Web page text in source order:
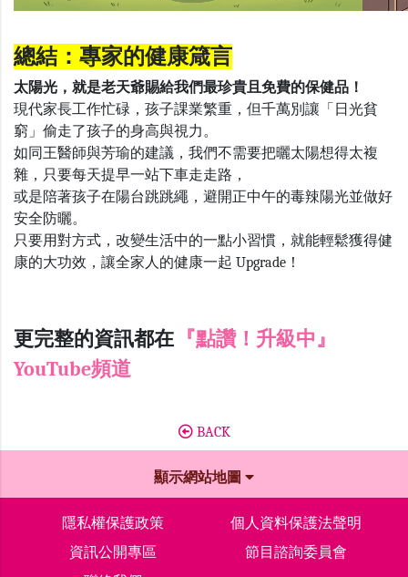
總結：專家的健康箴言
太陽光，就是老天爺賜給我們最珍貴且免費的保健品！
現代家長工作忙碌，孩子課業繁重，但千萬別讓「日光貧
窮」偷走了孩子的身高與視力。
如同王醫師與芳瑜的建議，我們不需要把曬太陽想得太複
雜，只要每天提早一站下車走走路，
或是陪著孩子在陽台跳跳繩，避開正中午的毒辣陽光並做好
安全防曬。
只要用對方式，改變生活中的一點小習慣，就能輕鬆獲得健
康的大功效，讓全家人的健康一起 Upgrade ！
更完整的資訊都在 『點讚！升級中』
YouTube頻道
BACK
顯示網站地圖
隱私權保護政策
個人資料保護法聲明
資訊公開專區
節目諮詢委員會